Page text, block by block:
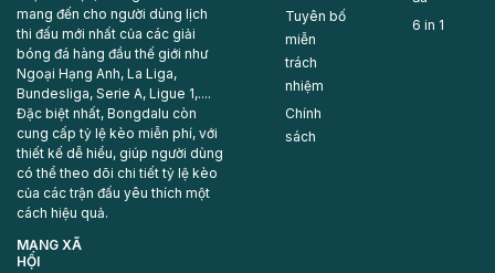
mang đến cho người dùng lịch
thi đấu mới nhất của các giải
bóng đá hàng đầu thế giới như
Ngoại Hạng Anh, La Liga,
Bundesliga, Serie A, Ligue 1,....
Đặc biệt nhất, Bongdalu còn
cung cấp tỷ lệ kèo miễn phí, với
thiết kế dễ hiểu, giúp người dùng
có thể theo dõi chi tiết tỷ lệ kèo
của các trận đấu yêu thích một
cách hiệu quả.
Tuyên bố
miễn
trách
nhiệm
Chính
sách
6 in 1
MẠNG XÃ
HỘI